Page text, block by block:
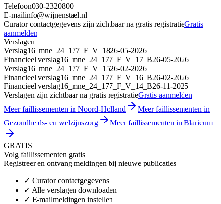
Telefoon030-2320800
E-mailinfo@wijnenstael.nl
Curator contactgegevens zijn zichtbaar na gratis registratieGratis
aanmelden
Verslagen
Verslag16_mne_24_177_F_V_1826-05-2026
Financieel verslag16_mne_24_177_F_V_17_B26-05-2026
Verslag16_mne_24_177_F_V_1526-02-2026
Financieel verslag16_mne_24_177_F_V_16_B26-02-2026
Financieel verslag16_mne_24_177_F_V_14_B26-11-2025
Verslagen zijn zichtbaar na gratis registratieGratis aanmelden
Meer faillissementen in Noord-Holland
Meer faillissementen in
Gezondheids- en welzijnszorg
Meer faillissementen in Blaricum
GRATIS
Volg faillissementen gratis
Registreer en ontvang meldingen bij nieuwe publicaties
✓ Curator contactgegevens
✓ Alle verslagen downloaden
✓ E-mailmeldingen instellen